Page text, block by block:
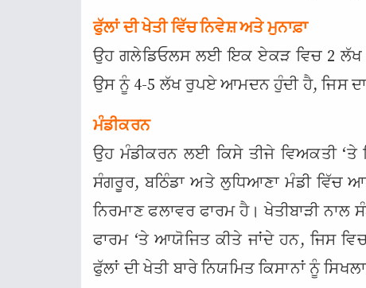
ਫੁੱਲਾਂ ਦੀ ਖੇਤੀ ਵਿੱਚ ਨਿਵੇਸ਼ ਅਤੇ ਮੁਨਾਫ਼ਾ
ਉਹ ਗਲੇਡਿਓਲਸ ਲਈ ਇਕ ਏਕੜ ਵਿਚ 2
ਉਸ ਨੂੰ 4-5 ਲੱਖ ਰੁਪਏ ਆਮਦਨ ਹੁੰਦੀ ਹੈ, ਜਿਸ
ਮੰਡੀਕਰਨ
ਉਹ ਮੰਡੀਕਰਨ ਲਈ ਕਿਸੇ ਤੀਜੇ ਵਿਅਕਤੀ ‘ਤੇ
ਸੰਗਰੂਰ, ਬਠਿੰਡਾ ਅਤੇ ਲੁਧਿਆਣਾ ਮੰਡੀ ਵਿੱਚ
ਨਿਰਮਾਣ ਫਲਾਵਰ ਫਾਰਮ ਹੈ। ਖੇਤੀਬਾੜੀ
ਫਾਰਮ ‘ਤੇ ਆਯੋਜਿਤ ਕੀਤੇ ਜਾਂਦੇ ਹਨ, ਜਿਸ
ਫੁੱਲਾਂ ਦੀ ਖੇਤੀ ਬਾਰੇ ਨਿਯਮਿਤ ਕਿਸਾਨਾਂ ਨੂੰ